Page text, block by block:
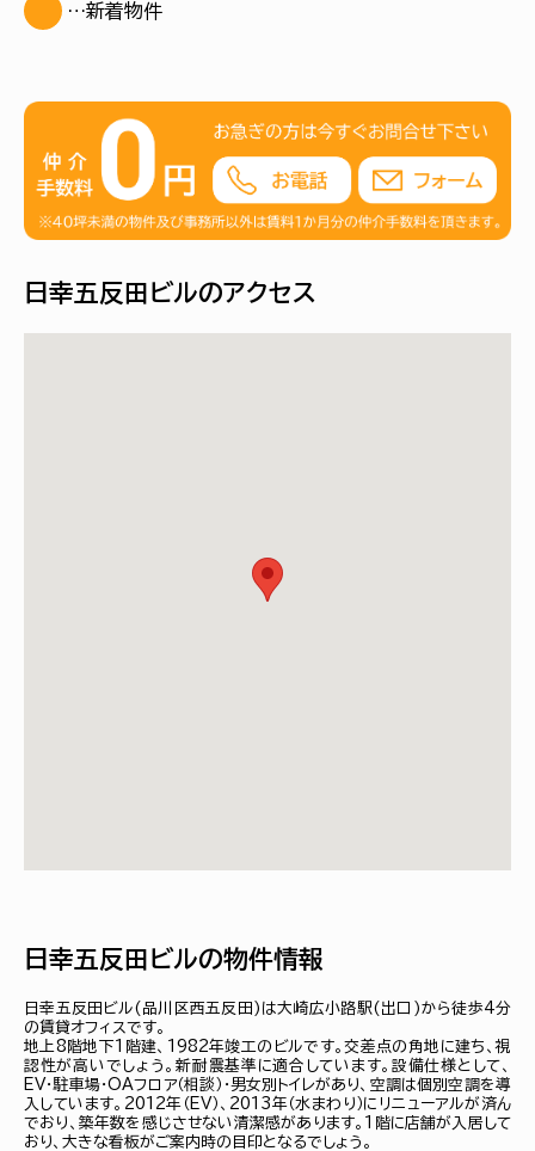
…新着物件
日幸五反田ビルのアクセス
日幸五反田ビルの物件情報
日幸五反田ビル(品川区西五反田)は大崎広小路駅(出口)から徒歩4分
の賃貸オフィスです。
地上8階地下1階建、1982年竣工のビルです。交差点の角地に建ち、視
認性が高いでしょう。新耐震基準に適合しています。設備仕様として、
EV・駐車場・OAフロア（相談）・男女別トイレがあり、空調は個別空調を導
入しています。2012年（EV）、2013年（水まわり）にリニューアルが済ん
でおり、築年数を感じさせない清潔感があります。1階に店舗が入居して
おり、大きな看板がご案内時の目印となるでしょう。